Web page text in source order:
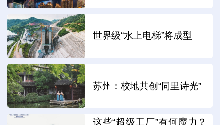
世界级“水上电梯”将成型
苏州：校地共创“同里诗光”
这些“超级工厂”有何魔力？